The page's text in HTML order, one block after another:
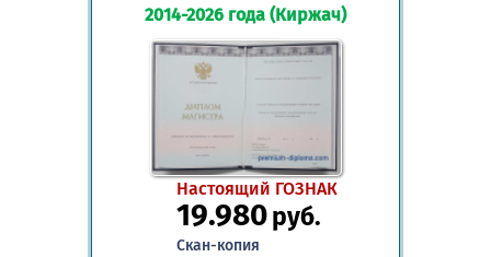
2014-2026 года (Киржач)
Настоящий ГОЗНАК
19.980руб.
Скан-копия